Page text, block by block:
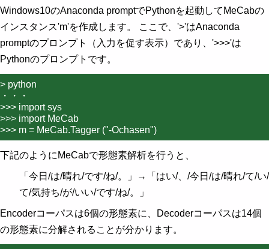
Windows10のAnaconda promptでPythonを起動してMeCabの
インスタンス'm'を作成します。 ここで、'>'はAnaconda
promptのプロンプト（入力を促す表示）であり、'>>>'は
Pythonのプロンプトです。
> python
・・・
>>> import sys
>>> import MeCab
下記のようにMeCabで形態素解析を行うと、
「今日/は/晴れ/です/ね/。」→「はい/、/今日/は/晴れ/て/い/
て/気持ち/が/いい/です/ね/。」
Encoderコーパスは6個の形態素に、Decoderコーパスは14個
の形態素に分解されることが分かります。